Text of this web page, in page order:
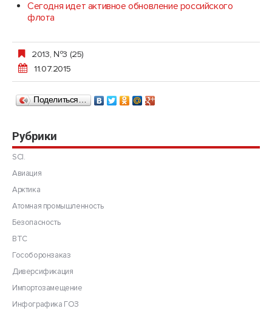
Сегодня идет активное обновление российского
флота
2013, №3 (25)
11.07.2015
Поделиться…
Рубрики
SCI.
Авиация
Арктика
Атомная промышленность
Безопасность
ВТС
Гособоронзаказ
Диверсификация
Импортозамещение
Инфографика ГОЗ